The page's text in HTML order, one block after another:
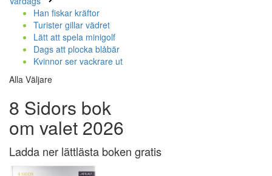
Han fiskar kräftor
Turister gillar vädret
Lätt att spela minigolf
Dags att plocka blåbär
Kvinnor ser vackrare ut
Alla Väljare
8 Sidors bok
om valet 2026
Ladda ner lättlästa boken gratis